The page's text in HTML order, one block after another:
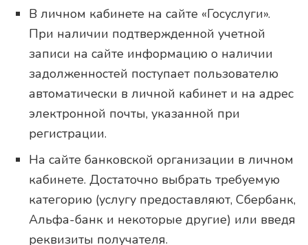
В личном кабинете на сайте «Госуслуги».
При наличии подтвержденной учетной
записи на сайте информацию о наличии
задолженностей поступает пользователю
автоматически в личной кабинет и на адрес
электронной почты, указанной при
регистрации.
На сайте банковской организации в личном
кабинете. Достаточно выбрать требуемую
категорию (услугу предоставляют, Сбербанк,
Альфа-банк и некоторые другие) или введя
реквизиты получателя.